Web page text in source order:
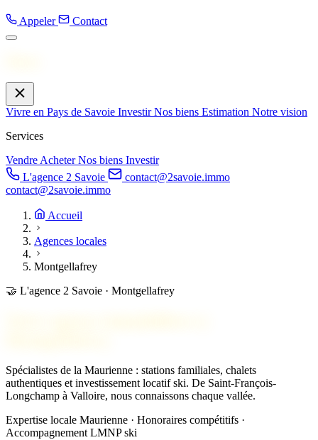
Appeler Contact
Vivre en Pays de Savoie InvestirNos biens Estimation Notre vision
Services
VendreAcheterNos biens Investir
L'agence 2 Savoie
contact@2savoie.immo
contact@2savoie.immo
Accueil
Agences locales
Montgellafrey
🤝 L'agence 2 Savoie · Montgellafrey
Spécialistes de la Maurienne : stations familiales, chalets
authentiques et investissement locatif ski. De Saint-François-
Longchamp à Valloire, nous connaissons chaque vallée.
Expertise locale Maurienne · Honoraires compétitifs ·
Accompagnement LMNP ski